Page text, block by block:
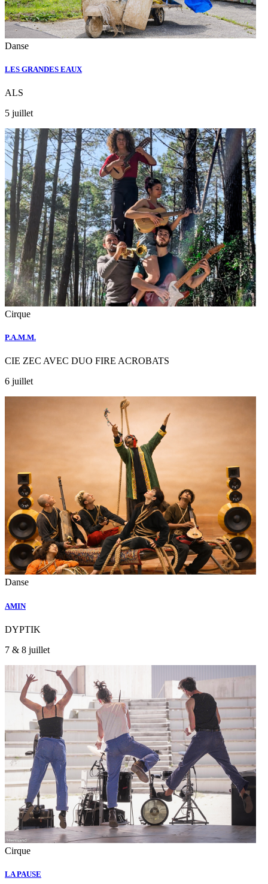
Danse
LES GRANDES EAUX
ALS
5 juillet
Cirque
P.A.M.M.
CIE ZEC AVEC DUO FIRE ACROBATS
6 juillet
Danse
AMIN
DYPTIK
7 & 8 juillet
Cirque
LA PAUSE